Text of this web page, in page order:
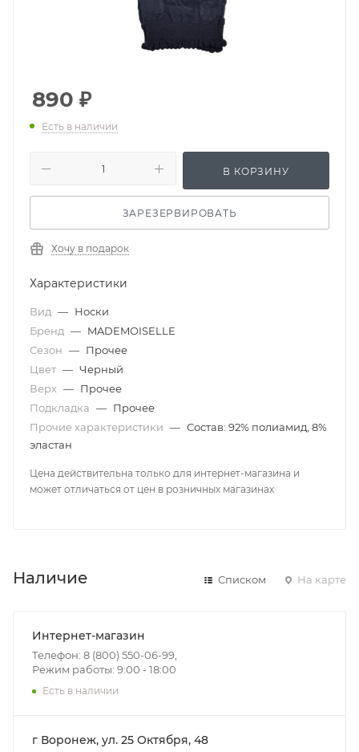
890 ₽
Есть в наличии
В КОРЗИНУ
ЗАРЕЗЕРВИРОВАТЬ
Хочу в подарок
Характеристики
Вид — Носки
Бренд — MADEMOISELLE
Сезон — Прочее
Цвет — Черный
Верх — Прочее
Подкладка — Прочее
Прочие характеристики — Состав: 92% полиамид, 8%
эластан
Цена действительна только для интернет-магазина и
может отличаться от цен в розничных магазинах
Наличие Списком На карте
Интернет-магазин
Телефон: 8 (800) 550-06-99,
Режим работы: 9:00 - 18:00
Есть в наличии
г Воронеж, ул. 25 Октября, 48